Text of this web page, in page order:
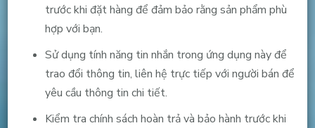
trước khi đặt hàng để đảm bảo rằng sản phẩm phù
hợp với bạn.
Sử dụng tính năng tin nhắn trong ứng dụng này để
trao đổi thông tin, liên hệ trực tiếp với người bán để
yêu cầu thông tin chi tiết.
Kiểm tra chính sách hoàn trả và bảo hành trước khi